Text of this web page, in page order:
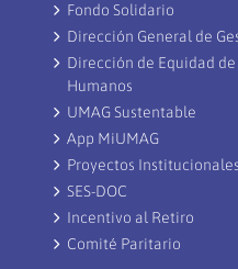
Fondo Solidario
Dirección General de
Dirección de Equidad
Humanos
UMAG Sustentable
App MiUMAG
Proyectos Institucionales
SES-DOC
Incentivo al Retiro
Comité Paritario